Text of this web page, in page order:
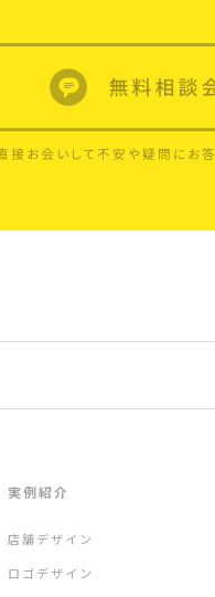
実例紹介
店舗デザイン
ロゴデザイン